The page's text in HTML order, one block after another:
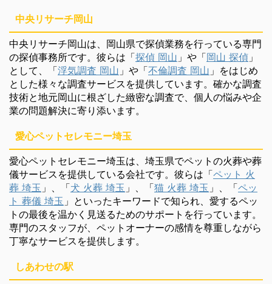
中央リサーチ岡山
中央リサーチ岡山は、岡山県で探偵業務を行っている専門
の探偵事務所です。彼らは「探偵 岡山 」や「岡山 探偵 」
として、「浮気調査 岡山 」や「不倫調査 岡山 」をはじめ
とした様々な調査サービスを提供しています。確かな調査
技術と地元岡山に根ざした緻密な調査で、個人の悩みや企
業の問題解決に寄り添います。
愛心ペットセレモニー埼玉
愛心ペットセレモニー埼玉は、埼玉県でペットの火葬や葬
儀サービスを提供している会社です。彼らは「ペット 火
葬 埼玉 」、「犬 火葬 埼玉 」、「猫 火葬 埼玉 」、「ペッ
ト 葬儀 埼玉 」といったキーワードで知られ、愛するペッ
トの最後を温かく見送るためのサポートを行っています。
専門のスタッフが、ペットオーナーの感情を尊重しながら
丁寧なサービスを提供します。
しあわせの駅